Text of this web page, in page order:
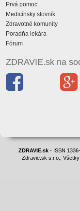
Prvá pomoc
Medicínsky slovník
Zdravotné komunity
Poradňa lekára
Fórum
ZDRAVIE.sk na
ZDRAVIE.sk- ISSN
Zdravie.sk s.r.o.,